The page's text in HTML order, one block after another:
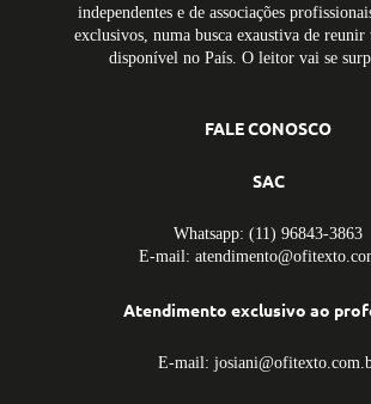
independentes e de associações
exclusivos, numa busca exaustiva de
disponível no País. O leitor vai se
FALE CONOSCO
SAC
Whatsapp: (11) 96843-3863
E-mail:
Atendimento exclusivo ao
E-mail: